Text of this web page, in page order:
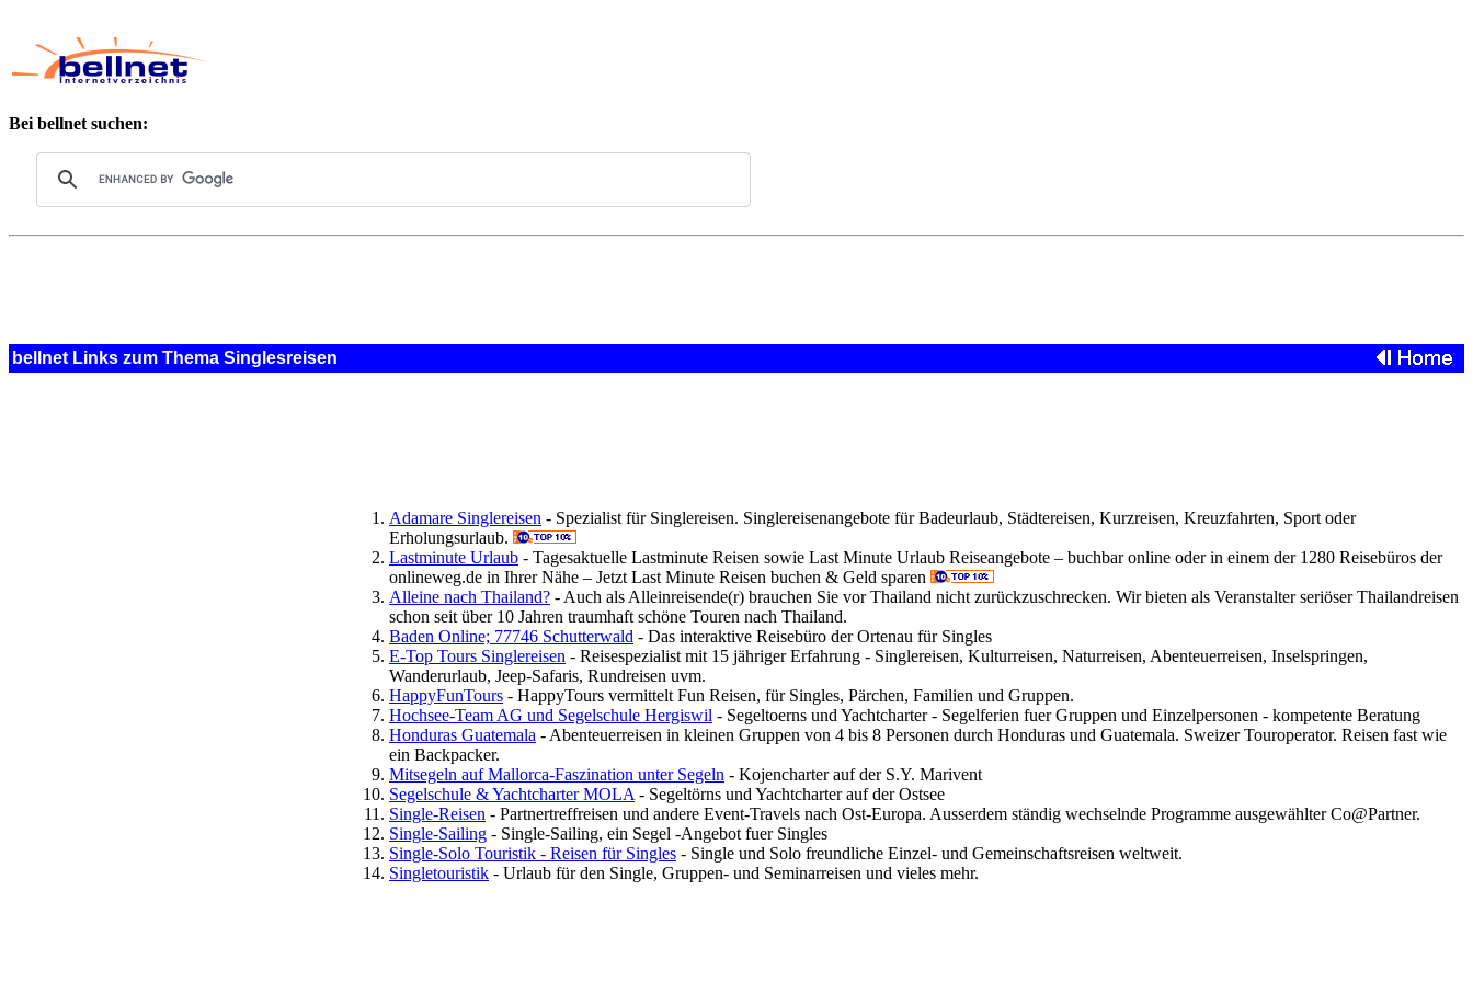
Bei bellnet suchen:
bellnet Links zum Thema Singlesreisen
Adamare Singlereisen - Spezialist für Singlereisen. Singlereisenangebote für Badeurlaub, Städtereisen, Kurzreisen, Kreuzfahrten, Sport oder
Erholungsurlaub.
Lastminute Urlaub - Tagesaktuelle Lastminute Reisen sowie Last Minute Urlaub Reiseangebote – buchbar online oder in einem der 1280 Reisebüros der
onlineweg.de in Ihrer Nähe – Jetzt Last Minute Reisen buchen & Geld sparen
Alleine nach Thailand? - Auch als Alleinreisende(r) brauchen Sie vor Thailand nicht zurückzuschrecken. Wir bieten als Veranstalter seriöser Thailandreisen
schon seit über 10 Jahren traumhaft schöne Touren nach Thailand.
Baden Online; 77746 Schutterwald - Das interaktive Reisebüro der Ortenau für Singles
E-Top Tours Singlereisen - Reisespezialist mit 15 jähriger Erfahrung - Singlereisen, Kulturreisen, Naturreisen, Abenteuerreisen, Inselspringen,
Wanderurlaub, Jeep-Safaris, Rundreisen uvm.
HappyFunTours - HappyTours vermittelt Fun Reisen, für Singles, Pärchen, Familien und Gruppen.
Hochsee-Team AG und Segelschule Hergiswil - Segeltoerns und Yachtcharter - Segelferien fuer Gruppen und Einzelpersonen - kompetente Beratung
Honduras Guatemala - Abenteuerreisen in kleinen Gruppen von 4 bis 8 Personen durch Honduras und Guatemala. Sweizer Touroperator. Reisen fast wie
ein Backpacker.
Mitsegeln auf Mallorca-Faszination unter Segeln - Kojencharter auf der S.Y. Marivent
Segelschule & Yachtcharter MOLA - Segeltörns und Yachtcharter auf der Ostsee
Single-Reisen - Partnertreffreisen und andere Event-Travels nach Ost-Europa. Ausserdem ständig wechselnde Programme ausgewählter Co@Partner.
Single-Sailing - Single-Sailing, ein Segel -Angebot fuer Singles
Single-Solo Touristik - Reisen für Singles - Single und Solo freundliche Einzel- und Gemeinschaftsreisen weltweit.
Singletouristik - Urlaub für den Single, Gruppen- und Seminarreisen und vieles mehr.